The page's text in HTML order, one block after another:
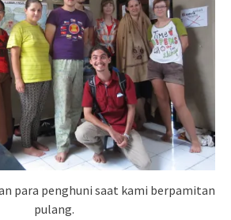
para penghuni saat kami berpamitan
pulang.